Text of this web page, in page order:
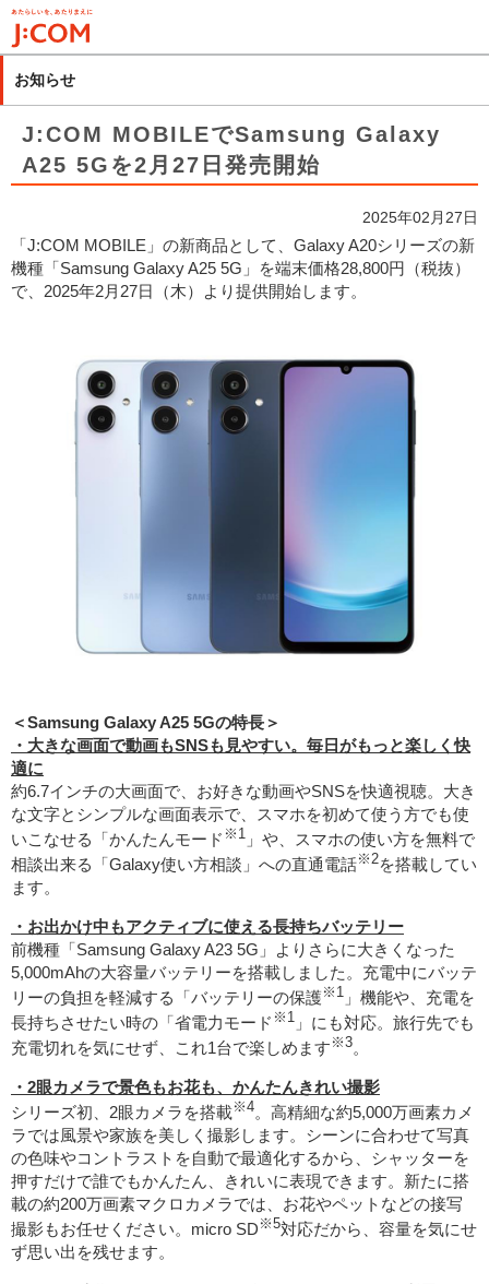
メ
イ
コ
動
お知らせ
J:COM MOBILEでSamsung Galaxy
A25 5Gを2月27日発売開始
2025年02月27日
「J:COM MOBILE」の新商品として、Galaxy A20シリーズの新
機種「Samsung Galaxy A25 5G」を端末価格28,800円（税抜）
で、2025年2月27日（木）より提供開始します。
＜Samsung Galaxy A25 5Gの特長＞
・大きな画面で動画もSNSも見やすい。毎日がもっと楽しく快
適に
約6.7インチの大画面で、お好きな動画やSNSを快適視聴。大き
な文字とシンプルな画面表示で、スマホを初めて使う方でも使
いこなせる「かんたんモード ※1 」や、スマホの使い方を無料で
相談出来る「Galaxy使い方相談」への直通電話※2を搭載してい
ます。
・お出かけ中もアクティブに使える長持ちバッテリー
前機種「Samsung Galaxy A23 5G」よりさらに大きくなった
5,000mAhの大容量バッテリーを搭載しました。充電中にバッテ
リーの負担を軽減する「バッテリーの保護※1 」機能や、充電を
長持ちさせたい時の「省電力モード ※1 」にも対応。旅行先でも
充電切れを気にせず、これ1台で楽しめます ※3。
・2眼カメラで景色もお花も、かんたんきれい撮影
シリーズ初、2眼カメラを搭載※4。高精細な約5,000万画素カメ
ラでは風景や家族を美しく撮影します。シーンに合わせて写真
の色味やコントラストを自動で最適化するから、シャッターを
押すだけで誰でもかんたん、きれいに表現できます。新たに搭
載の約200万画素マクロカメラでは、お花やペットなどの接写
撮影もお任せください。micro SD ※5対応だから、容量を気にせ
ず思い出を残せます。